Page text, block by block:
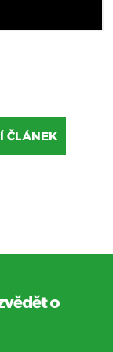
ČLÁNEK
o